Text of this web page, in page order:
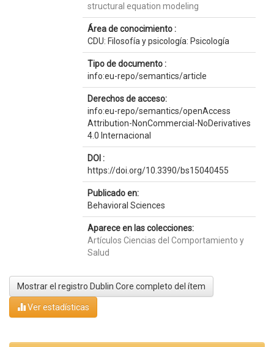
structural equation modeling
Área de conocimiento :
CDU: Filosofía y psicología: Psicología
Tipo de documento :
info:eu-repo/semantics/article
Derechos de acceso:
info:eu-repo/semantics/openAccess
Attribution-NonCommercial-NoDerivatives
4.0 Internacional
DOI :
https://doi.org/10.3390/bs15040455
Publicado en:
Behavioral Sciences
Aparece en las colecciones:
Artículos Ciencias del Comportamiento y
Salud
Mostrar el registro Dublin Core completo del ítem
Ver estadísticas